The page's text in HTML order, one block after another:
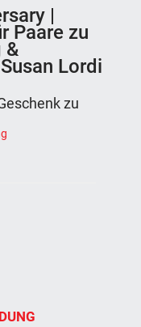
|
Paare zu
&
Lordi
zu